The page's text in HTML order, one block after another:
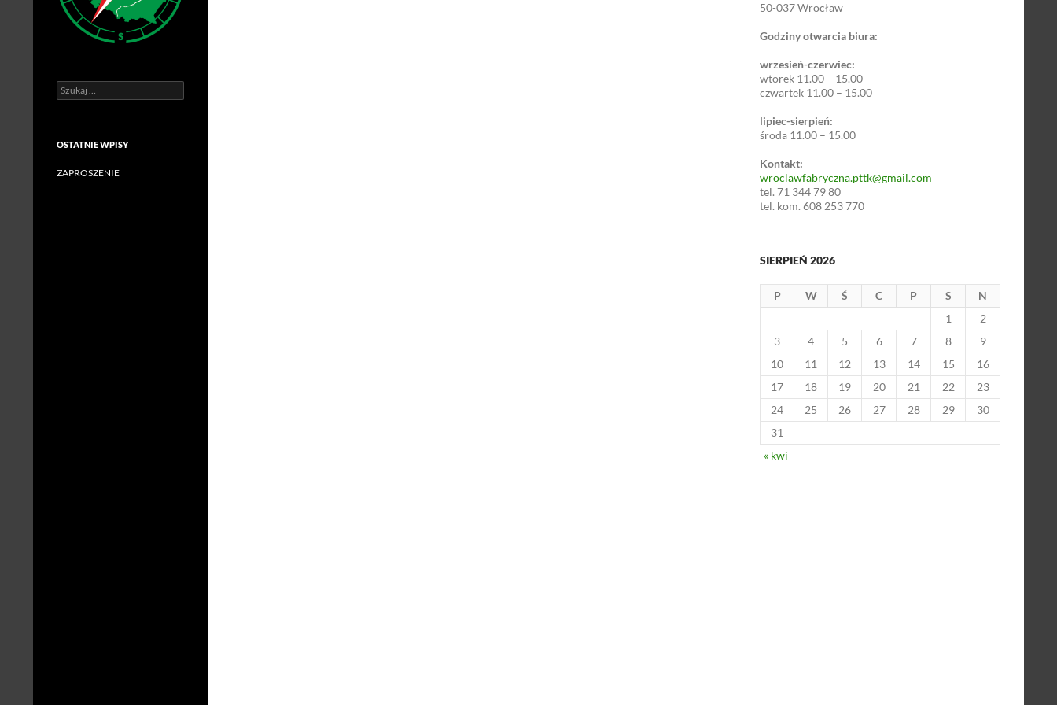
50-037 Wrocław
Godziny otwarcia biura:
wrzesień-czerwiec:
wtorek 11.00 – 15.00
czwartek 11.00 – 15.00
lipiec-sierpień:
środa 11.00 – 15.00
Kontakt:
wroclawfabryczna.pttk@gmail.com
tel. 71 344 79 80
tel. kom. 608 253 770
SIERPIEŃ 2026
P W Ś C P S
N
1
2
3
4 5 6 7 8
9
10
11 12 13 14 15
16
17
18 19 20 21 22
23
24
25 26 27 28 29
30
31
« kwi
Szukaj:
OSTATNIE WPISY
ZAPROSZENIE